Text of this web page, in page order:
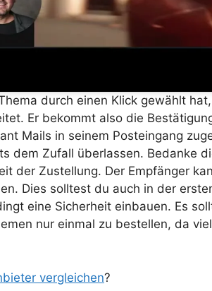
durch einen Klick gewählt
Er bekommt also die
Mails in seinem Posteingang
dem Zufall überlassen. Bedanke
der Zustellung. Der Empfänger
Dies solltest du auch in der
eine Sicherheit einbauen. Es
nur einmal zu bestellen, da
vergleichen?